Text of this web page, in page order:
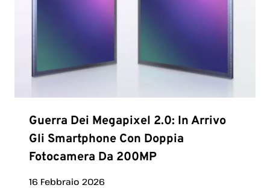
Guerra Dei Megapixel 2.0: In Arrivo
Gli Smartphone Con Doppia
Fotocamera Da 200MP
16 Febbraio 2026